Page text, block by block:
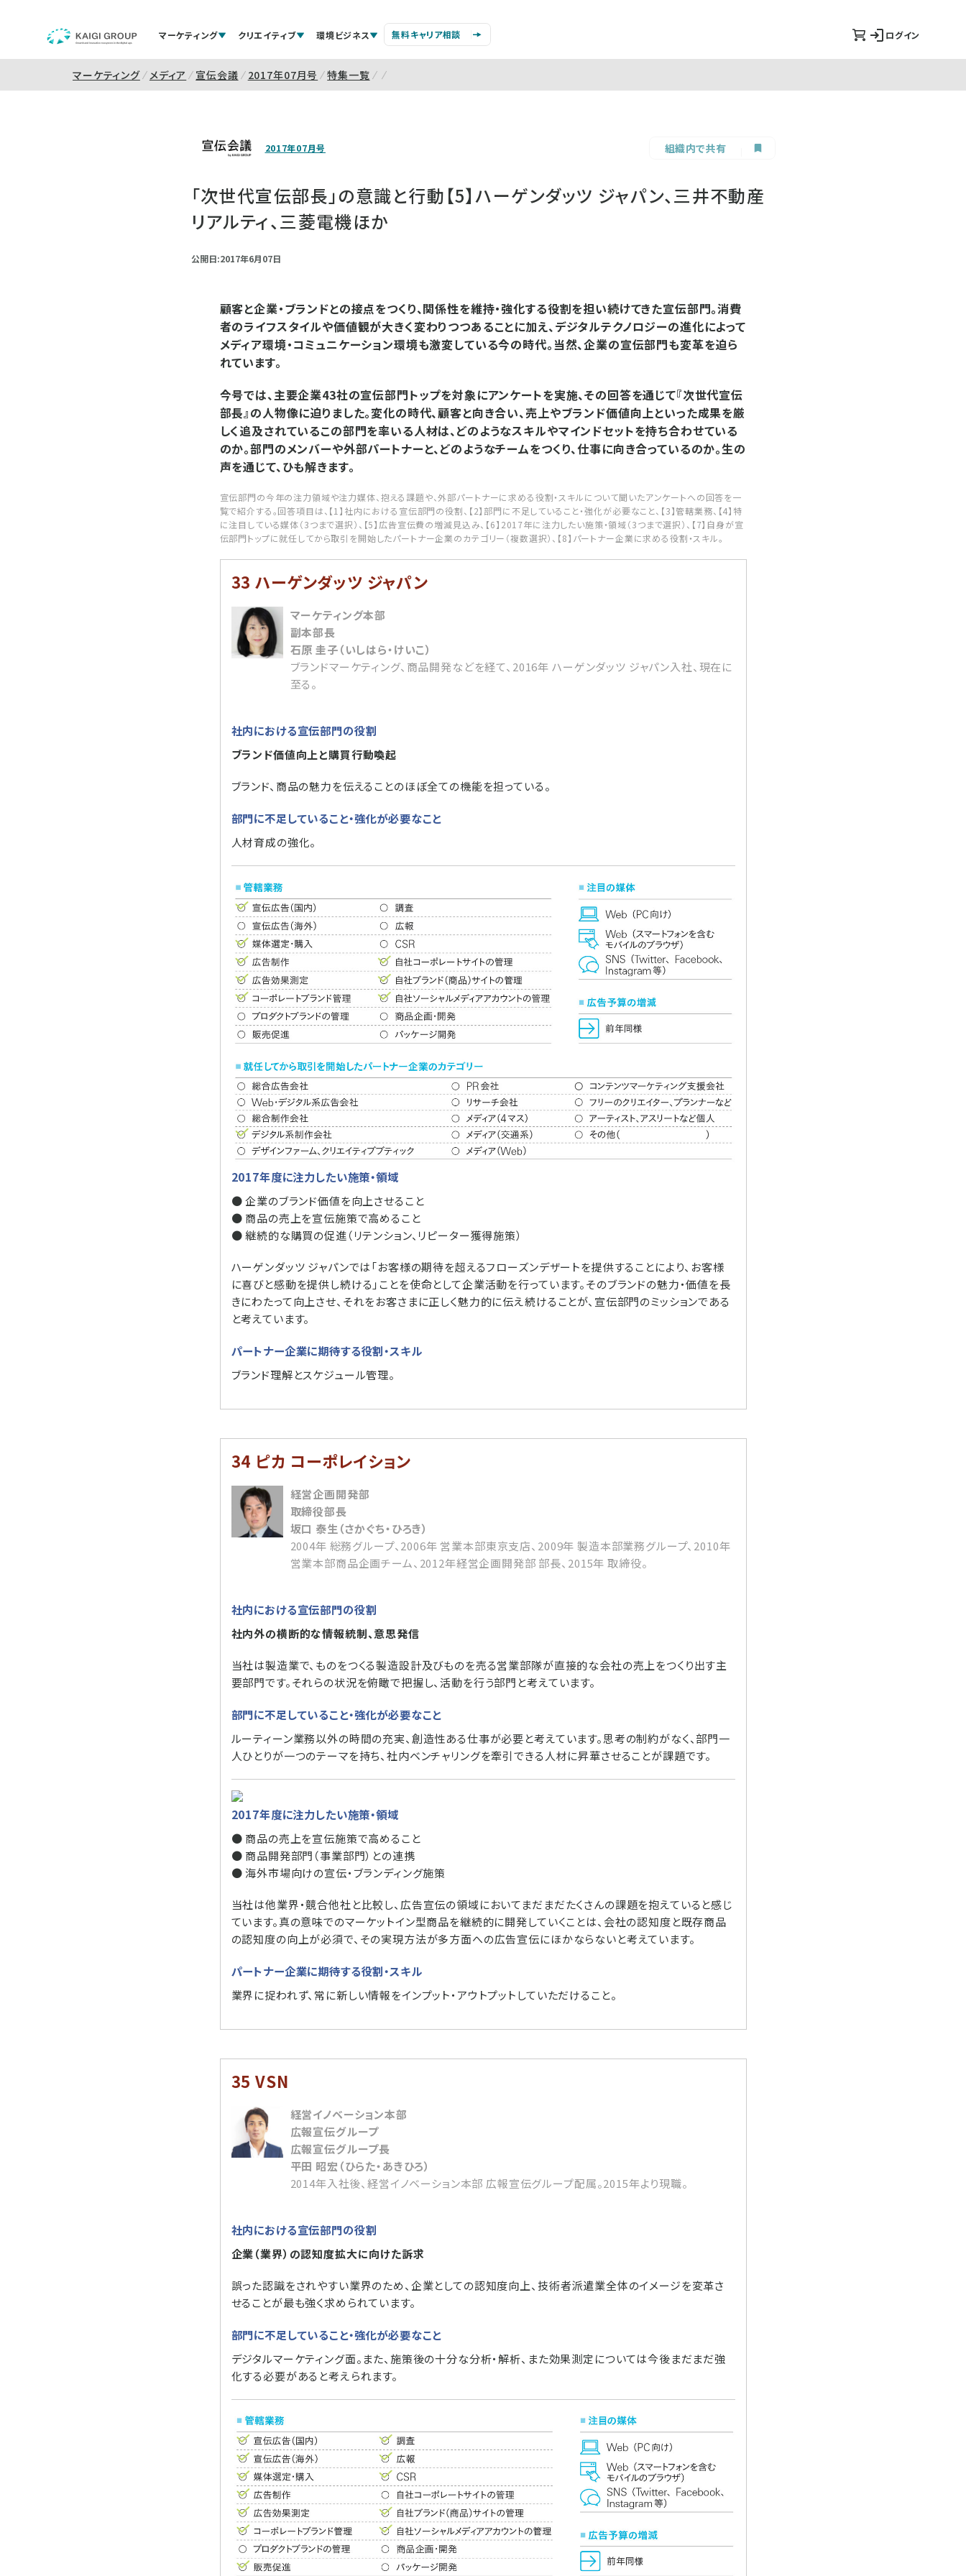
マーケティング クリエイティブ 環境ビジネス 無料キャリア相談 ログイン
マーケティング メディア 宣伝会議 2017年07月号 特集一覧
2017年07月号 組織内で共有
「次世代宣伝部長」の意識と行動【5】ハーゲンダッツ ジャパン、三井不動産
リアルティ、三菱電機ほか
公開日:2017年6月07日
顧客と企業・ブランドとの接点をつくり、関係性を維持・強化する役割を担い続けてきた宣伝部門。消費
者のライフスタイルや価値観が大きく変わりつつあることに加え、デジタルテクノロジーの進化によって
メディア環境・コミュニケーション環境も激変している今の時代。当然、企業の宣伝部門も変革を迫ら
れています。
今号では、主要企業43社の宣伝部門トップを対象にアンケートを実施、その回答を通じて『次世代宣伝
部長』の人物像に迫りました。変化の時代、顧客と向き合い、売上やブランド価値向上といった成果を厳
しく追及されているこの部門を率いる人材は、どのようなスキルやマインドセットを持ち合わせている
のか。部門のメンバーや外部パートナーと、どのようなチームをつくり、仕事に向き合っているのか。生の
声を通じて、ひも解きます。
宣伝部門の今年の注力領域や注力媒体、抱える課題や、外部パートナーに求める役割・スキルについて聞いたアンケートへの回答を一
覧で紹介する。回答項目は、【1】社内における宣伝部門の役割、【2】部門に不足していること・強化が必要なこと、【3】管轄業務、【4】特
に注目している媒体（3つまで選択）、【5】広告宣伝費の増減見込み、【6】2017年に注力したい施策・領域（3つまで選択）、【7】自身が宣
伝部門トップに就任してから取引を開始したパートナー企業のカテゴリー（複数選択）、【8】パートナー企業に求める役割・スキル。
33 ハーゲンダッツ ジャパン
マーケティング本部
副本部長
石原 圭子（いしはら・けいこ）
ブランドマーケティング、商品開発などを経て、2016年 ハーゲンダッツ ジャパン入社、現在に
至る。
社内における宣伝部門の役割
ブランド価値向上と購買行動喚起
ブランド、商品の魅力を伝えることのほぼ全ての機能を担っている。
部門に不足していること・強化が必要なこと
人材育成の強化。
2017年度に注力したい施策・領域
● 企業のブランド価値を向上させること
● 商品の売上を宣伝施策で高めること
● 継続的な購買の促進（リテンション、リピーター獲得施策）
ハーゲンダッツ ジャパンでは「お客様の期待を超えるフローズンデザートを提供することにより、お客様
に喜びと感動を提供し続ける」ことを使命として企業活動を行っています。そのブランドの魅力・価値を長
きにわたって向上させ、それをお客さまに正しく魅力的に伝え続けることが、宣伝部門のミッションである
と考えています。
パートナー企業に期待する役割・スキル
ブランド理解とスケジュール管理。
34 ピカ コーポレイション
経営企画開発部
取締役部長
坂口 泰生（さかぐち・ひろき）
2004年 総務グループ、2006年 営業本部東京支店、2009年 製造本部業務グループ、2010年
営業本部商品企画チーム、2012年経営企画開発部 部長、2015年 取締役。
社内における宣伝部門の役割
社内外の横断的な情報統制、意思発信
当社は製造業で、ものをつくる製造設計及びものを売る営業部隊が直接的な会社の売上をつくり出す主
要部門です。それらの状況を俯瞰で把握し、活動を行う部門と考えています。
部門に不足していること・強化が必要なこと
ルーティーン業務以外の時間の充実、創造性ある仕事が必要と考えています。思考の制約がなく、部門一
人ひとりが一つのテーマを持ち、社内ベンチャリングを牽引できる人材に昇華させることが課題です。
2017年度に注力したい施策・領域
● 商品の売上を宣伝施策で高めること
● 商品開発部門（事業部門）との連携
● 海外市場向けの宣伝・ブランディング施策
当社は他業界・競合他社と比較し、広告宣伝の領域においてまだまだたくさんの課題を抱えていると感じ
ています。真の意味でのマーケットイン型商品を継続的に開発していくことは、会社の認知度と既存商品
の認知度の向上が必須で、その実現方法が多方面への広告宣伝にほかならないと考えています。
パートナー企業に期待する役割・スキル
業界に捉われず、常に新しい情報をインプット・アウトプットしていただけること。
35 VSN
経営イノベーション本部
広報宣伝グループ
広報宣伝グループ長
平田 昭宏（ひらた・あきひろ）
2014年入社後、経営イノベーション本部 広報宣伝グループ配属。2015年より現職。
社内における宣伝部門の役割
企業（業界）の認知度拡大に向けた訴求
誤った認識をされやすい業界のため、企業としての認知度向上、技術者派遣業全体のイメージを変革さ
せることが最も強く求められています。
部門に不足していること・強化が必要なこと
デジタルマーケティング面。また、施策後の十分な分析・解析、また効果測定については今後まだまだ強
化する必要があると考えられます。